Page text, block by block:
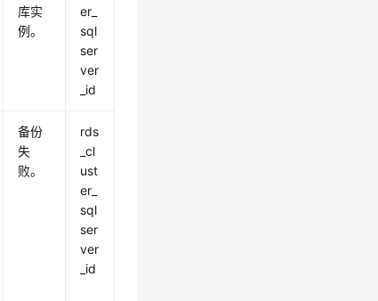
库实
例。
er_
sql
ser
ver
_id
备份
失
败。
rds
_cl
ust
er_
sql
ser
ver
_id